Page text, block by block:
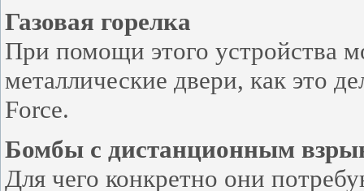
Газовая горелка
При помощи этого устройства
металлические двери, как это
Force.
Бомбы с дистанционным
Для чего конкретно они